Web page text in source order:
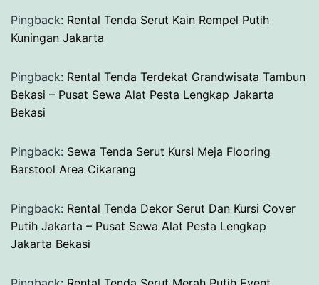
Pingback: Rental Tenda Serut Kain Rempel Putih
Kuningan Jakarta
Pingback: Rental Tenda Terdekat Grandwisata Tambun
Bekasi – Pusat Sewa Alat Pesta Lengkap Jakarta
Bekasi
Pingback: Sewa Tenda Serut KursI Meja Flooring
Barstool Area Cikarang
Pingback: Rental Tenda Dekor Serut Dan Kursi Cover
Putih Jakarta – Pusat Sewa Alat Pesta Lengkap
Jakarta Bekasi